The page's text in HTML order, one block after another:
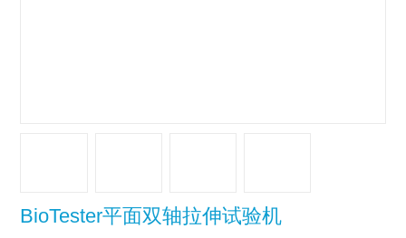
BioTester平面双轴拉伸试验机